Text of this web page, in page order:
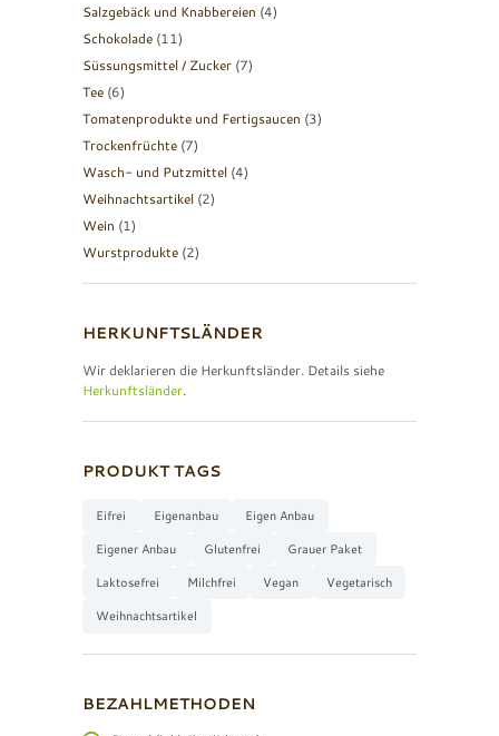
Salzgebäck und Knabbereien (4)
Schokolade (11)
Süssungsmittel / Zucker (7)
Tee (6)
Tomatenprodukte und Fertigsaucen (3)
Trockenfrüchte (7)
Wasch- und Putzmittel (4)
Weihnachtsartikel (2)
Wein (1)
Wurstprodukte (2)
HERKUNFTSLÄNDER
Wir deklarieren die Herkunftsländer. Details siehe
Herkunftsländer.
PRODUKT TAGS
Eifrei Eigenanbau
Eigen Anbau
Eigener Anbau
Glutenfrei
Grauer Paket
Laktosefrei
Milchfrei Vegan
Vegetarisch
Weihnachtsartikel
BEZAHLMETHODEN